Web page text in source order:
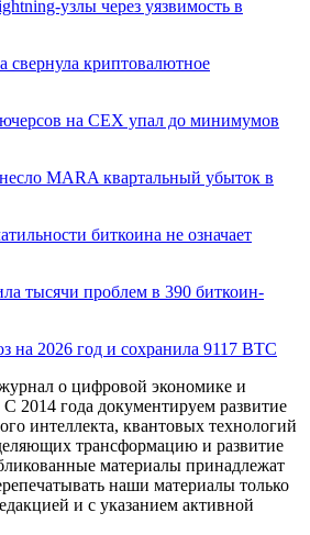
узлы через уязвимость в
криптовалютное
на CEX упал до минимумов
MARA квартальный убыток в
биткоина не означает
тысячи проблем в 390 биткоин-
на 2026 год и сохранила 9117 BTC
о цифровой экономике и
2014 года документируем развитие
интеллекта, квантовых технологий
трансформацию и развитие
материалы принадлежат
наши материалы только
и с указанием активной